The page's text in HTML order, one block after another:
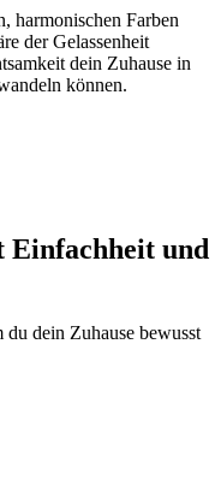
harmonischen Farben
der Gelassenheit
dein Zuhause in
können.
Einfachheit und
dein Zuhause bewusst